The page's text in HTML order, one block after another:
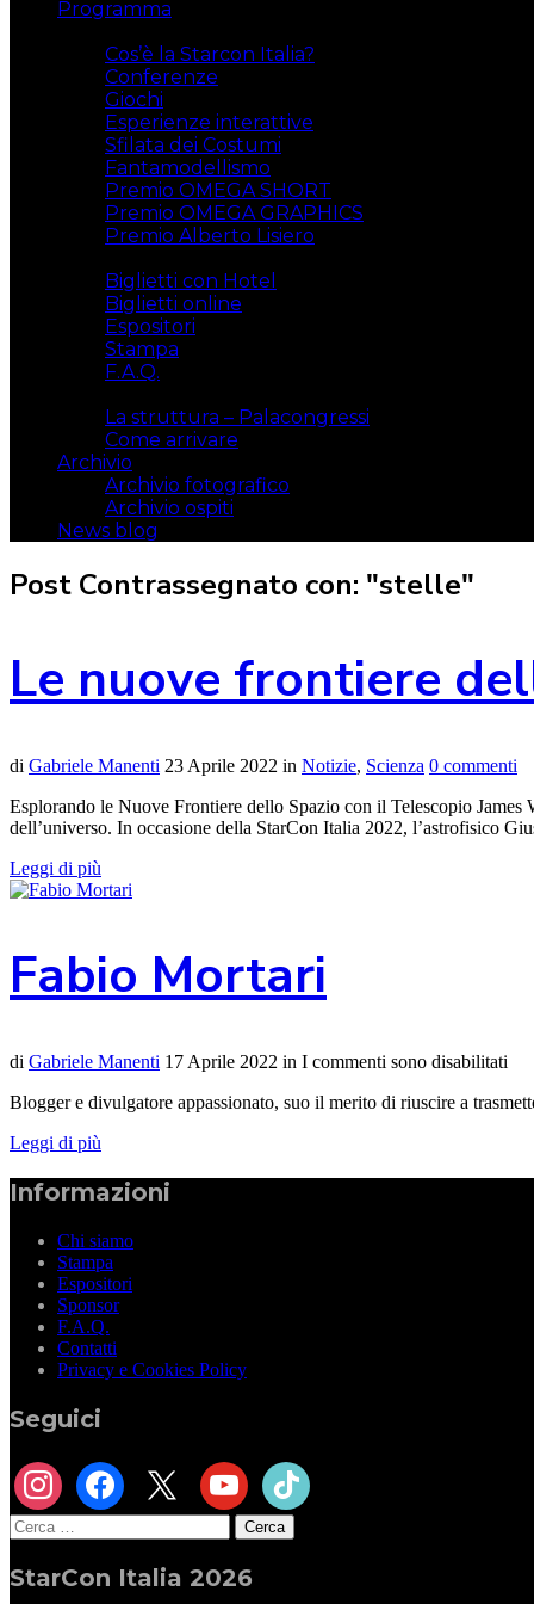
Programma
Cos’è la Starcon Italia?
Conferenze
Giochi
Esperienze interattive
Sfilata dei Costumi
Fantamodellismo
Premio OMEGA SHORT
Premio OMEGA GRAPHICS
Premio Alberto Lisiero
Biglietti con Hotel
Biglietti online
Espositori
Stampa
F.A.Q.
La struttura – Palacongressi
Come arrivare
Archivio
Archivio fotografico
Archivio ospiti
News blog
Post Contrassegnato con: "stelle"
Le nuove frontiere
di Gabriele Manenti 23 Aprile 2022 in Notizie, Scienza 0 commenti
Esplorando le Nuove Frontiere dello Spazio con il Telescopio
dell’universo. In occasione della StarCon Italia 2022, l’astrofisico
Leggi di più
Fabio Mortari
di Gabriele Manenti 17 Aprile 2022 in I commenti sono disabilitati
Blogger e divulgatore appassionato, suo il merito di riuscire a
Leggi di più
Informazioni
Chi siamo
Stampa
Espositori
Sponsor
F.A.Q.
Contatti
Privacy e Cookies Policy
Seguici
instagramfacebook youtube tiktok
Ricerca
per:
StarCon Italia 2026